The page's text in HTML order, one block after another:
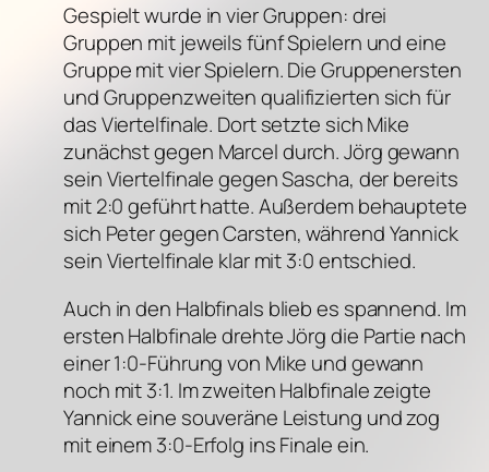
Gespielt wurde in vier Gruppen: drei
Gruppen mit jeweils fünf Spielern und eine
Gruppe mit vier Spielern. Die Gruppenersten
und Gruppenzweiten qualifizierten sich für
das Viertelfinale. Dort setzte sich Mike
zunächst gegen Marcel durch. Jörg gewann
sein Viertelfinale gegen Sascha, der bereits
mit 2:0 geführt hatte. Außerdem behauptete
sich Peter gegen Carsten, während Yannick
sein Viertelfinale klar mit 3:0 entschied.
Auch in den Halbfinals blieb es spannend. Im
ersten Halbfinale drehte Jörg die Partie nach
einer 1:0-Führung von Mike und gewann
noch mit 3:1. Im zweiten Halbfinale zeigte
Yannick eine souveräne Leistung und zog
mit einem 3:0-Erfolg ins Finale ein.